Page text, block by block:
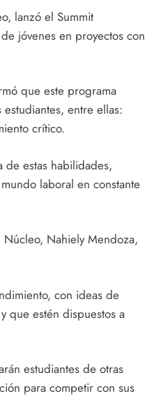
lanzó el Summit
jóvenes en proyectos con
que este programa
entre ellas:
crítico.
de estas habilidades,
laboral en constante
Núcleo, Nahiely Mendoza,
con ideas de
que estén dispuestos a
estudiantes de otras
para competir con sus